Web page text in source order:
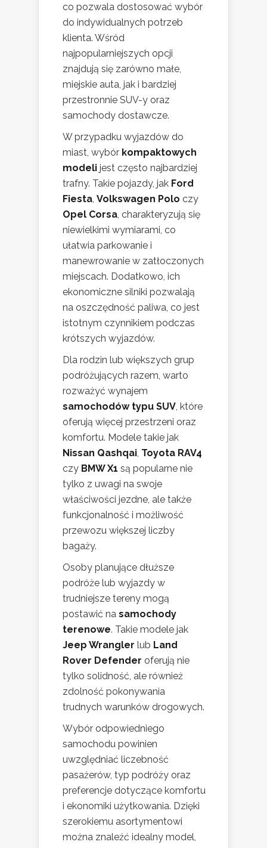
co pozwala dostosować wybór
do indywidualnych potrzeb
klienta. Wśród
najpopularniejszych opcji
znajdują się zarówno małe,
miejskie auta, jak i bardziej
przestronnie SUV-y oraz
samochody dostawcze.
W przypadku wyjazdów do
miast, wybór kompaktowych
modeli jest często najbardziej
trafny. Takie pojazdy, jak Ford
Fiesta Volkswagen Polo czy
Opel Corsa , charakteryzują się
niewielkimi wymiarami, co
ułatwia parkowanie i
manewrowanie w zatłoczonych
miejscach. Dodatkowo, ich
ekonomiczne silniki pozwalają
na oszczędność paliwa, co jest
istotnym czynnikiem podczas
krótszych wyjazdów.
Dla rodzin lub większych grup
podróżujących razem, warto
rozważyć wynajem
samochodów typu SUV , które
oferują więcej przestrzeni oraz
komfortu. Modele takie jak
Nissan Qashqai Toyota RAV4
czy BMW X1 są popularne nie
tylko z uwagi na swoje
właściwości jezdne, ale także
funkcjonalność i możliwość
przewozu większej liczby
bagaży.
Osoby planujące dłuższe
podróże lub wyjazdy w
trudniejsze tereny mogą
postawić na samochody
terenowe. Takie modele jak
Jeep Wrangler lub Land
Rover Defender oferują nie
tylko solidność, ale również
zdolność pokonywania
trudnych warunków drogowych.
Wybór odpowiedniego
samochodu powinien
uwzględniać liczebność
pasażerów, typ podróży oraz
preferencje dotyczące komfortu
i ekonomiki użytkowania. Dzięki
szerokiemu asortymentowi
można znaleźć idealny model,